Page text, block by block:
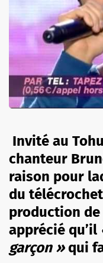
Invité au
chanteur
raison pour
du télécrochet
production de
apprécié qu’il
garçon »qui